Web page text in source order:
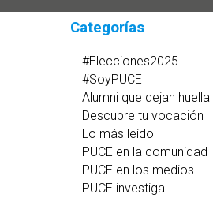
Categorías
#Elecciones2025
#SoyPUCE
Alumni que dejan huella
Descubre tu vocación
Lo más leído
PUCE en la comunidad
PUCE en los medios
PUCE investiga